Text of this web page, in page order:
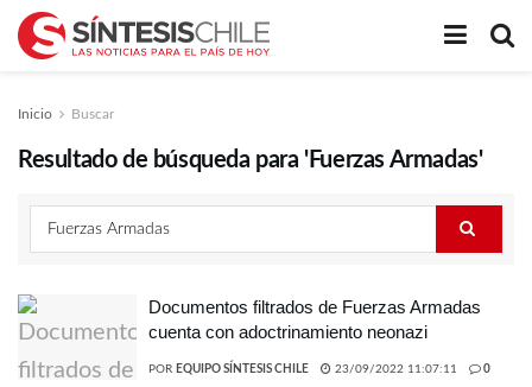
Inicio Buscar
Resultado de búsqueda para 'Fuerzas Armadas'
Documentos filtrados de Fuerzas Armadas
cuenta con adoctrinamiento neonazi
POR EQUIPO SÍNTESIS CHILE 23/09/2022 11:07:11 0